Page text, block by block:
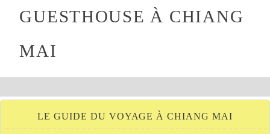
GUESTHOUSE À CHIANG
MAI
LE GUIDE DU VOYAGE À CHIANG MAI